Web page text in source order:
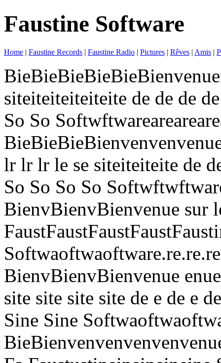
Faustine Software
Home | Faustine Records | Faustine Radio | Pictures | Rêves | Amis |
siteiteiteiteiteite de de de
So So
lr lr lr le se siteiteiteite de
So So So So
BienvBienvBienvenue sur
BienvBienvBienvenue
site site site site de e de e
Sine Sine